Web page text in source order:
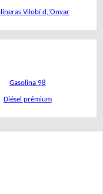
Vilobí d,'Onyar
Gasolina 98
Diésel prémium